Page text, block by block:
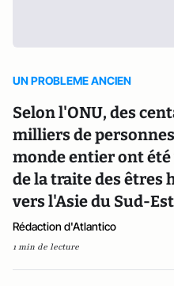
UN PROBLEME ANCIEN
Selon l'ONU, des
milliers de
monde entier ont
de la traite des êtres
vers l'Asie du Sud-Est
Rédaction d'Atlantico
1 min de lecture